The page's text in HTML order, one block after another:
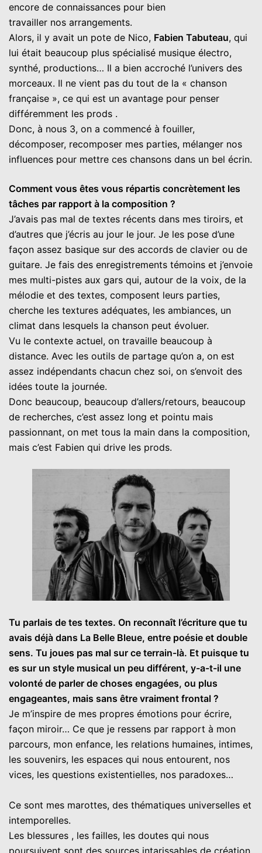
encore de connaissances pour bien
travailler nos arrangements.
Alors, il y avait un pote de Nico, Fabien Tabuteau, qui
lui était beaucoup plus spécialisé musique électro,
synthé, productions… Il a bien accroché l’univers des
morceaux. Il ne vient pas du tout de la « chanson
française », ce qui est un avantage pour penser
différemment les prods .
Donc, à nous 3, on a commencé à fouiller,
décomposer, recomposer mes parties, mélanger nos
influences pour mettre ces chansons dans un bel écrin.
Comment vous êtes vous répartis concrètement les
tâches par rapport à la composition ?
J’avais pas mal de textes récents dans mes tiroirs, et
d’autres que j’écris au jour le jour. Je les pose d’une
façon assez basique sur des accords de clavier ou de
guitare. Je fais des enregistrements témoins et j’envoie
mes multi-pistes aux gars qui, autour de la voix, de la
mélodie et des textes, composent leurs parties,
cherche les textures adéquates, les ambiances, un
climat dans lesquels la chanson peut évoluer.
Vu le contexte actuel, on travaille beaucoup à
distance. Avec les outils de partage qu’on a, on est
assez indépendants chacun chez soi, on s’envoit des
idées toute la journée.
Donc beaucoup, beaucoup d’allers/retours, beaucoup
de recherches, c’est assez long et pointu mais
passionnant, on met tous la main dans la composition,
mais c’est Fabien qui drive les prods.
Tu parlais de tes textes. On reconnaît l’écriture que tu
avais déjà dans La Belle Bleue, entre poésie et double
sens. Tu joues pas mal sur ce terrain-là. Et puisque tu
es sur un style musical un peu différent, y-a-t-il une
volonté de parler de choses engagées, ou plus
engageantes, mais sans être vraiment frontal ?
Je m’inspire de mes propres émotions pour écrire,
façon miroir… Ce que je ressens par rapport à mon
parcours, mon enfance, les relations humaines, intimes,
les souvenirs, les espaces qui nous entourent, nos
vices, les questions existentielles, nos paradoxes…
Ce sont mes marottes, des thématiques universelles et
intemporelles.
Les blessures , les failles, les doutes qui nous